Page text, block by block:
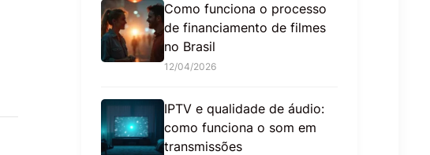
Como funciona o processo
de financiamento de filmes
no Brasil
12/04/2026
IPTV e qualidade de áudio:
como funciona o som em
transmissões